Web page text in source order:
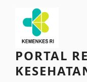
content
PORTAL